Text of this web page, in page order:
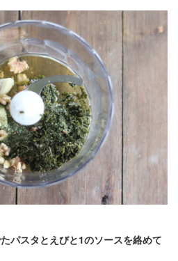
パスタとえびと1のソースを絡めて